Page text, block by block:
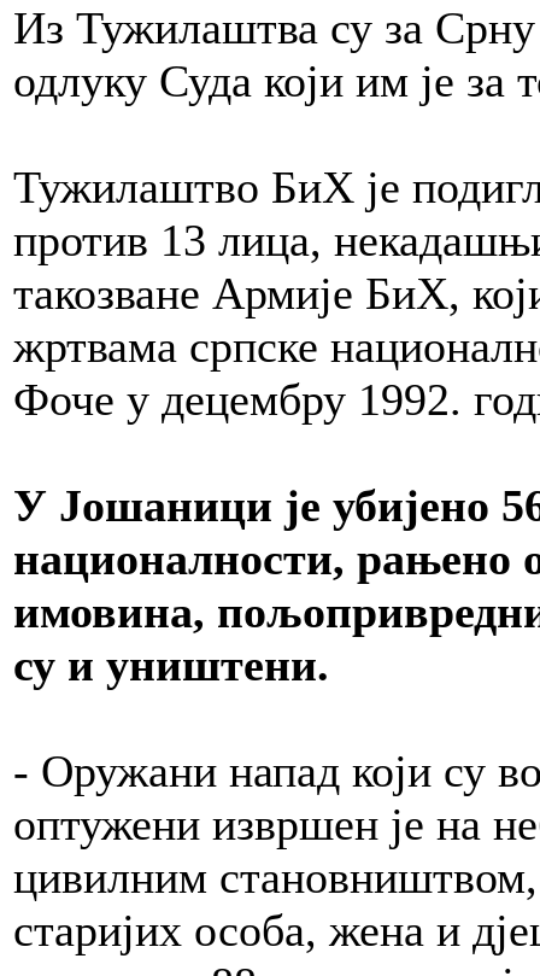
Из Тужилаштва су за
одлуку Суда који им је за
Тужилаштво БиХ је
против 13 лица,
такозване Армије БиХ,
жртвама српске
Фоче у децембру 1992.
У Јошаници је убијено
националности, рањено
имовина,
су и уништени.
- Оружани напад који су
оптужени извршен је на
цивилним
старијих особа, жена и